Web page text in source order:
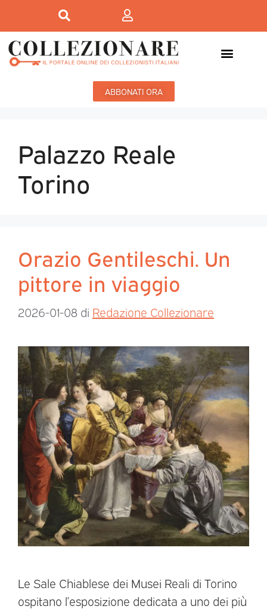
ABBONATI ORA
Palazzo Reale
Torino
Orazio Gentileschi. Un
pittore in viaggio
2026-01-08 di Redazione Collezionare
Le Sale Chiablese dei Musei Reali di Torino
ospitano l’esposizione dedicata a uno dei più